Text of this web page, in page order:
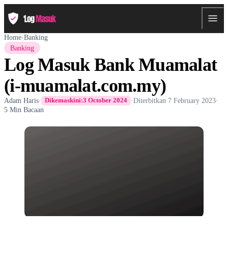
Home›Banking
Banking
Log Masuk Bank Muamalat
(i-muamalat.com.my)
Adam Haris· Dikemaskini:3 October 2024 ·Diterbitkan 7 February 2023·
5 Min Bacaan